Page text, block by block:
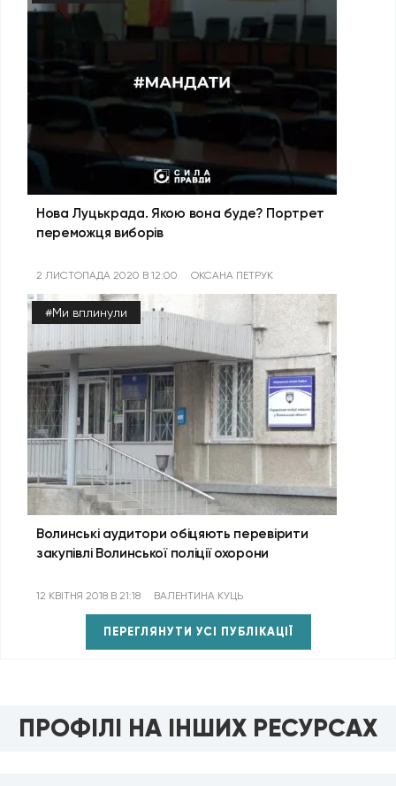
Нова Луцькрада. Якою вона буде? Портрет
переможця виборів
2 ЛИСТОПАДА 2020 В 12:00 ОКСАНА ПЕТРУК
#Ми вплинули
Волинські аудитори обіцяють перевірити
закупівлі Волинської поліції охорони
12 КВІТНЯ 2018 В 21:18 ВАЛЕНТИНА КУЦЬ
ПЕРЕГЛЯНУТИ УСІ ПУБЛІКАЦІЇ
ПРОФІЛІ НА ІНШИХ РЕСУРСАХ